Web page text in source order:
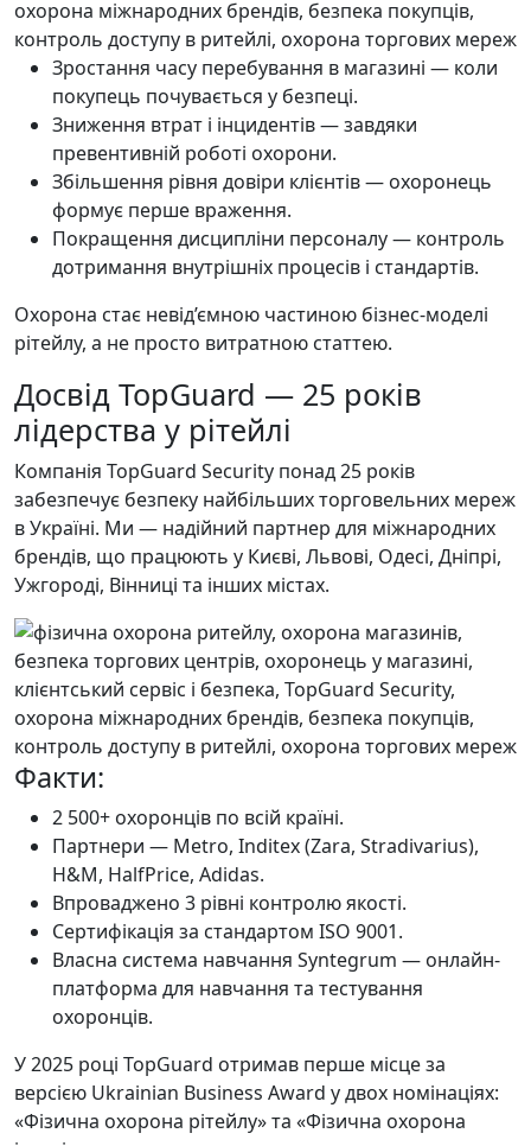
Зростання часу перебування в магазині — коли
покупець почувається у безпеці.
Зниження втрат і інцидентів — завдяки
превентивній роботі охорони.
Збільшення рівня довіри клієнтів — охоронець
формує перше враження.
Покращення дисципліни персоналу — контроль
дотримання внутрішніх процесів і стандартів.
Охорона стає невід’ємною частиною бізнес-моделі
рітейлу, а не просто витратною статтею.
Досвід TopGuard — 25 років
лідерства у рітейлі
Компанія TopGuard Security понад 25 років
забезпечує безпеку найбільших торговельних мереж
в Україні. Ми — надійний партнер для міжнародних
брендів, що працюють у Києві, Львові, Одесі, Дніпрі,
Ужгороді, Вінниці та інших містах.
Факти:
2 500+ охоронців по всій країні.
Партнери — Metro, Inditex (Zara, Stradivarius),
H&M, HalfPrice, Adidas.
Впроваджено 3 рівні контролю якості.
Сертифікація за стандартом ISO 9001.
Власна система навчання Syntegrum — онлайн-
платформа для навчання та тестування
охоронців.
У 2025 році TopGuard отримав перше місце за
версією Ukrainian Business Award у двох номінаціях:
«Фізична охорона рітейлу» та «Фізична охорона